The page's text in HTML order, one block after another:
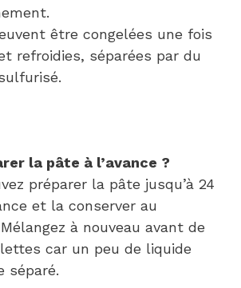
être congelées une fois
refroidies, séparées par du
la pâte à l’avance ?
préparer la pâte jusqu’à 24
et la conserver au
à nouveau avant de
car un peu de liquide
séparé.